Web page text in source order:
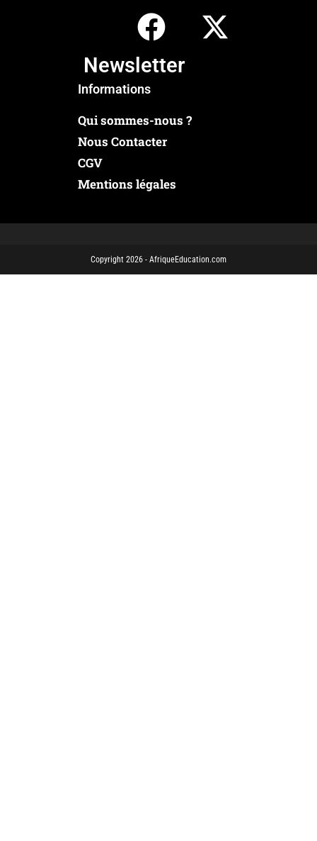
Newsletter
Informations
Qui sommes-nous ?
Nous Contacter
CGV
Mentions légales
Copyright 2026 - AfriqueEducation.com